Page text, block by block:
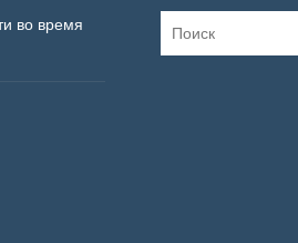
во время